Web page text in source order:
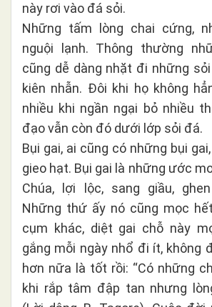
này rơi vào đá sỏi.
Những tấm lòng chai cứng,
nguội lạnh. Thông thường
cũng dễ dàng nhặt đi những
kiên nhẫn. Đôi khi họ không
nhiều khi ngần ngại bỏ nhiều
đạo vẫn còn đó dưới lớp sỏi đá.
Bụi gai, ai cũng có những bụi
gieo hạt. Bụi gai là những ước
Chúa, lợi lộc, sang giầu,
Những thứ ấy nó cũng mọc
cụm khác, diệt gai chỗ này
gắng mỗi ngày nhổ đi ít, không
hơn nữa là tốt rồi: “Có những
khi rắp tâm đập tan nhưng